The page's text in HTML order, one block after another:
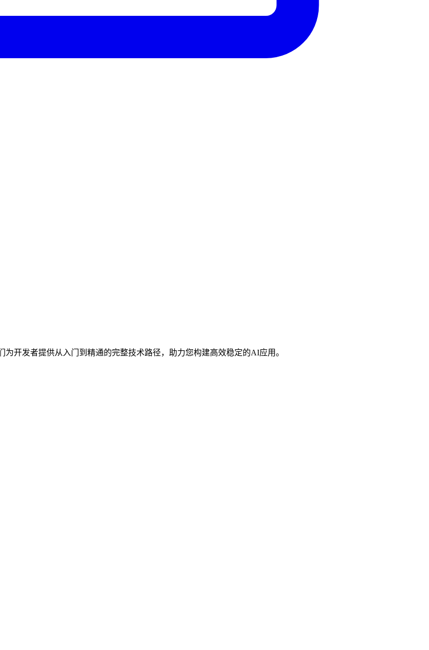
开发者提供从入门到精通的完整技术路径，助力您构建高效稳定的AI应用。